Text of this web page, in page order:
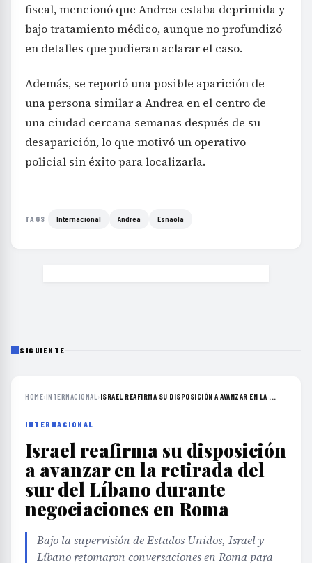
fiscal, mencionó que Andrea estaba deprimida y
bajo tratamiento médico, aunque no profundizó
en detalles que pudieran aclarar el caso.
Además, se reportó una posible aparición de
una persona similar a Andrea en el centro de
una ciudad cercana semanas después de su
desaparición, lo que motivó un operativo
policial sin éxito para localizarla.
TAGS Internacional Andrea Esnaola
SIGUIENTE
HOME›INTERNACIONAL › ISRAEL REAFIRMA SU DISPOSICIÓN A AVANZAR EN LA ...
INTERNACIONAL
Israel reafirma su disposición
a avanzar en la retirada del
sur del Líbano durante
negociaciones en Roma
Bajo la supervisión de Estados Unidos, Israel y
Líbano retomaron conversaciones en Roma para